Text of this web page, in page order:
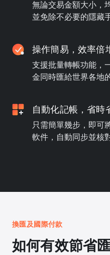
無論交易金額大小，
並免除不必要的隱藏
操作簡易，效率倍
支援批量轉帳功能，
金同時匯給世界各地
自動化記帳，省時
只需簡單幾步，即可
軟件，自動同步並核
換匯及國際付款
如何有效節省